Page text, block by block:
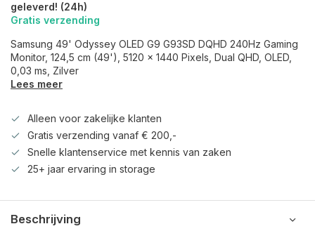
geleverd! (24h)
Gratis verzending
Samsung 49' Odyssey OLED G9 G93SD DQHD 240Hz Gaming
Monitor, 124,5 cm (49'), 5120 x 1440 Pixels, Dual QHD, OLED,
0,03 ms, Zilver
Lees meer
Alleen voor zakelijke klanten
Gratis verzending vanaf € 200,-
Snelle klantenservice met kennis van zaken
25+ jaar ervaring in storage
Beschrijving